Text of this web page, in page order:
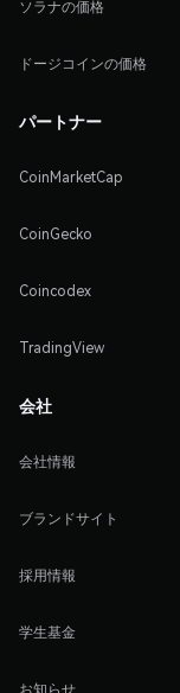
ソラナの価格
ドージコインの価格
パートナー
CoinMarketCap
CoinGecko
Coincodex
TradingView
会社
会社情報
ブランドサイト
採用情報
学生基金
お知らせ